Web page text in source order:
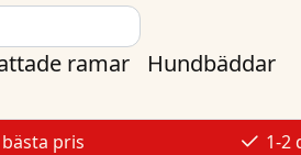
ramar Hundbäddar
pris 1-2